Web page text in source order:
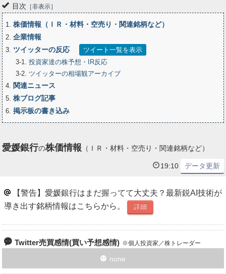
目次 非表示
1 株価情報（ＩＲ・材料・空売り・関連銘柄など）
2 企業情報
3 ツイッターの反応
ツイート一覧を表示
3-1 投資家達の株予想・IR反応
3-2 ツイッターの相場観アーカイブ
4
関連ニュース
5 株ブログ記事
6 掲示板の書き込み
愛媛銀行の株価情報 （ＩＲ・材料・空売り・関連銘柄など）
19:10 データ更新
【警告】愛媛銀行はまだ握ってて大丈夫？最新鋭AI技術が
導き出す銘柄情報はこちらから。
詳細
Twitter売買感情(買い予想感情) 個人投資家／株トレーダー
none